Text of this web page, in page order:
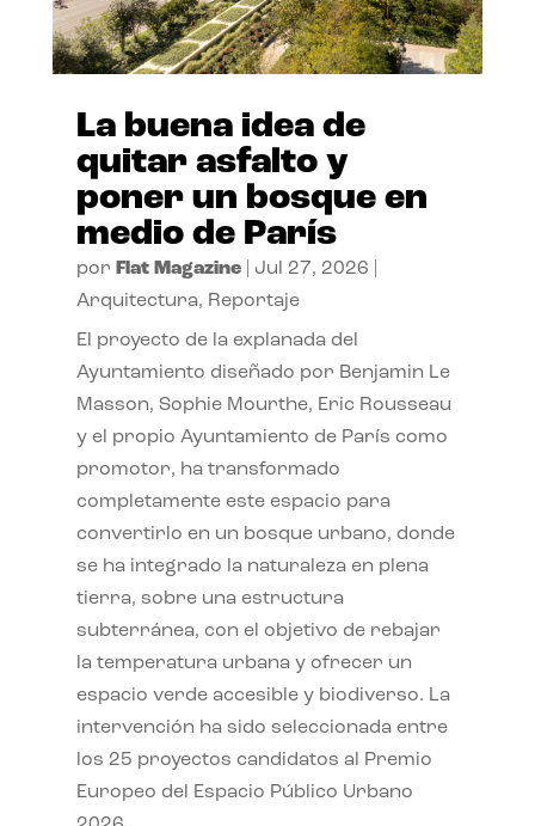
La buena idea de
quitar asfalto y
poner un bosque en
medio de París
por Flat Magazine| Jul 27, 2026
Arquitectura, Reportaje
El proyecto de la explanada del
Ayuntamiento diseñado por Benjamin Le
Masson, Sophie Mourthe, Eric Rousseau
y el propio Ayuntamiento de París como
promotor, ha transformado
completamente este espacio para
convertirlo en un bosque urbano, donde
se ha integrado la naturaleza en plena
tierra, sobre una estructura
subterránea, con el objetivo de rebajar
la temperatura urbana y ofrecer un
espacio verde accesible y biodiverso. La
intervención ha sido seleccionada entre
los 25 proyectos candidatos al Premio
Europeo del Espacio Público Urbano